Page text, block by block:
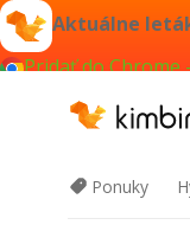
Aktuálne
Pridať do Chrome
Ponuky